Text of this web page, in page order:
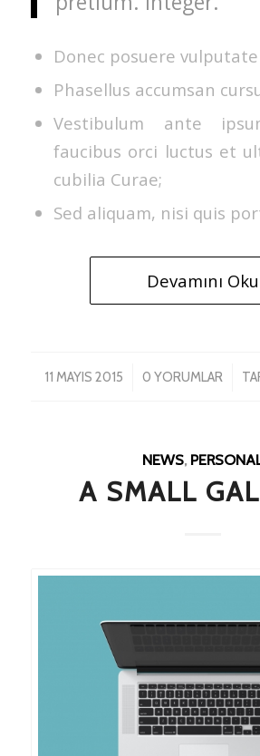
Donec posuere
Phasellus accumsan
Vestibulum ante
faucibus orci luctus et
cubilia Curae;
Sed aliquam, nisi quis
Devamını Oku
11 MAYIS 2015
/ 0 YORUMLAR
/
NEWS,
A SMALL